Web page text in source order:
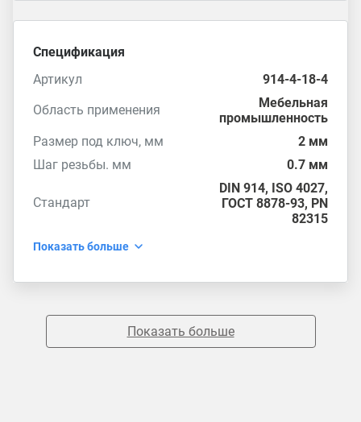
Спецификация
Артикул
914-4-18-4
Область применения
Мебельная
промышленность
Размер под ключ, мм
2 мм
Шаг резьбы. мм
0.7 мм
Стандарт
DIN 914, ISO 4027,
ГОСТ 8878-93, PN
82315
Показать больше
Показать больше